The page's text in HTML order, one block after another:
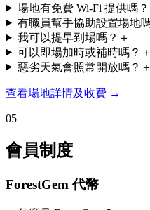
場地有免費 Wi-Fi 提供嗎？
有職員幫手協助設置場地
我可以提早到場嗎？ ＋
可以即場加時或補時嗎？ ＋
惡劣天氣會照常開放嗎？ ＋
查看場地詳情及收費 →
05
會員制度
ForestGem 代幣